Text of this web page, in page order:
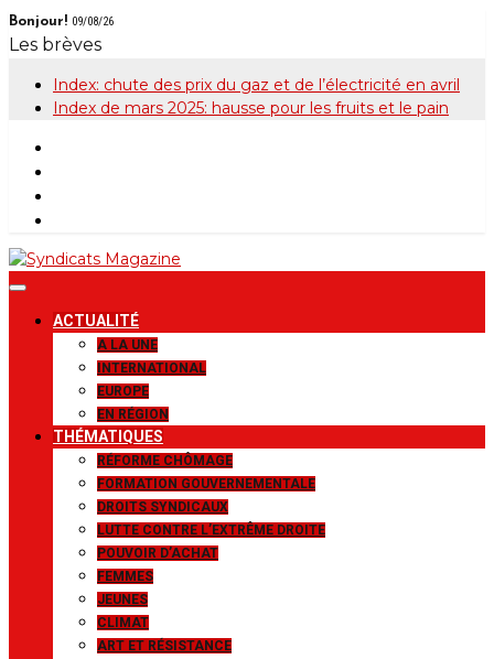
Skip
to
Bonjour! 09/08/26
Les brèves
Index: chute des prix du gaz et de l’électricité en avril
Index de mars 2025: hausse pour les fruits et le pain
Syndicats
Magazine
Le magazine de la FGTB
ACTUALITÉ
A LA UNE
INTERNATIONAL
EUROPE
EN RÉGION
THÉMATIQUES
RÉFORME CHÔMAGE
FORMATION GOUVERNEMENTALE
DROITS SYNDICAUX
LUTTE CONTRE L’EXTRÊME DROITE
POUVOIR D’ACHAT
FEMMES
JEUNES
CLIMAT
ART ET RÉSISTANCE